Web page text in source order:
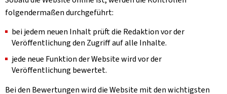
folgendermaßen durchgeführt:
bei jedem neuen Inhalt prüft die Redaktion vor der
Veröffentlichung den Zugriff auf alle Inhalte.
jede neue Funktion der Website wird vor der
Veröffentlichung bewertet.
Bei den Bewertungen wird die Website mit den wichtigsten